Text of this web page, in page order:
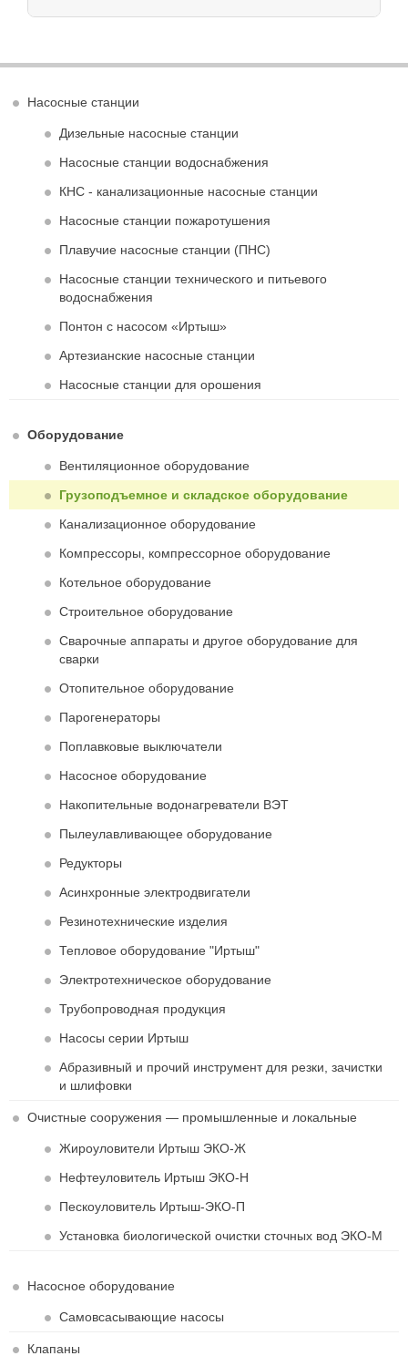
Насосные станции
Дизельные насосные станции
Насосные станции водоснабжения
КНС - канализационные насосные станции
Насосные станции пожаротушения
Плавучие насосные станции (ПНС)
Насосные станции технического и питьевого
водоснабжения
Понтон с насосом «Иртыш»
Артезианские насосные станции
Насосные станции для орошения
Оборудование
Вентиляционное оборудование
Грузоподъемное и складское оборудование
Канализационное оборудование
Компрессоры, компрессорное оборудование
Котельное оборудование
Строительное оборудование
Сварочные аппараты и другое оборудование для
сварки
Отопительное оборудование
Парогенераторы
Поплавковые выключатели
Насосное оборудование
Накопительные водонагреватели ВЭТ
Пылеулавливающее оборудование
Редукторы
Асинхронные электродвигатели
Резинотехнические изделия
Тепловое оборудование "Иртыш"
Электротехническое оборудование
Трубопроводная продукция
Насосы серии Иртыш
Абразивный и прочий инструмент для резки, зачистки
и шлифовки
Очистные сооружения — промышленные и локальные
Жироуловители Иртыш ЭКО-Ж
Нефтеуловитель Иртыш ЭКО-Н
Пескоуловитель Иртыш-ЭКО-П
Установка биологической очистки сточных вод ЭКО-М
Насосное оборудование
Самовсасывающие насосы
Клапаны